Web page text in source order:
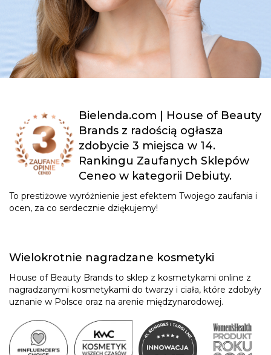
Bielenda.com | House of Beauty
Brands z radością ogłasza
zdobycie 3 miejsca w 14.
Rankingu Zaufanych Sklepów
Ceneo w kategorii Debiuty.
To prestiżowe wyróżnienie jest efektem Twojego zaufania i
ocen, za co serdecznie dziękujemy!
Wielokrotnie nagradzane kosmetyki
House of Beauty Brands to sklep z kosmetykami online z
nagradzanymi kosmetykami do twarzy i ciała, które zdobyły
uznanie w Polsce oraz na arenie międzynarodowej.